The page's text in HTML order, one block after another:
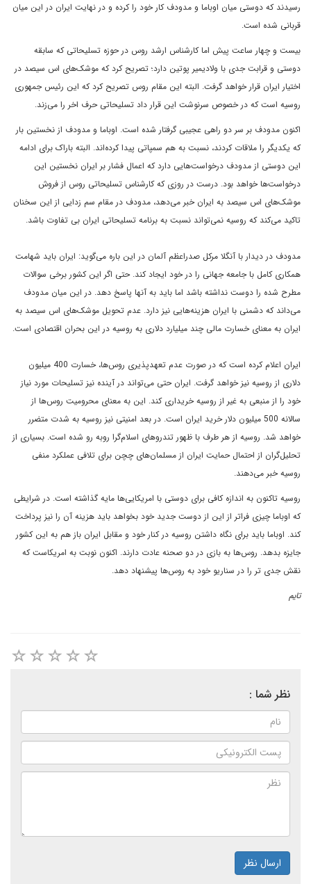
رسیدند که دوستی میان اوباما و مدودف کار خود را کرده و در نهایت ایران در این میان
قربانی شده است.
بیست و چهار ساعت پیش اما کارشناس ارشد روس در حوزه تسلیحاتی که سابقه
دوستی و قرابت جدی با ولادیمیر پوتین دارد؛ تصریح کرد که موشک‌های اس سیصد در
اختیار ایران قرار خواهد گرفت. البته این مقام روس تصریح کرد که این رئیس جمهوری
روسیه است که در خصوص سرنوشت این قرار داد تسلیحاتی حرف اخر را می‌زند.
اکنون مدودف بر سر دو راهی عجیبی گرفتار شده است. اوباما و مدودف از نخستین بار
که یکدیگر را ملاقات کردند، نسبت به هم سمپاتی پیدا کرده‌اند. البته باراک برای ادامه
این دوستی از مدودف درخواست‌هایی دارد که اعمال فشار بر ایران نخستین این
درخواست‌ها خواهد بود. درست در روزی که کارشناس تسلیحاتی روس از فروش
موشک‌های اس سیصد به ایران خبر می‌دهد، مدودف در مقام سم زدایی از این سخنان
تاکید می‌کند که روسیه نمی‌تواند نسبت به برنامه تسلیحاتی ایران بی تفاوت باشد.
مدودف در دیدار با آنگلا مرکل صدراعظم آلمان در این باره می‌گوید: ایران باید شهامت
همکاری کامل با جامعه جهانی را در خود ایجاد کند. حتی اگر این کشور برخی سوالات
مطرح شده را دوست نداشته باشد اما باید به آنها پاسخ دهد. در این میان مدودف
می‌داند که دشمنی با ایران هزینه‌هایی نیز دارد. عدم تحویل موشک‌های اس سیصد به
ایران به معنای خسارت مالی چند میلیارد دلاری به روسیه در این بحران اقتصادی است.
ایران اعلام کرده است که در صورت عدم تعهدپذیری روس‌ها، خسارت 400 میلیون
دلاری از روسیه نیز خواهد گرفت. ایران حتی می‌تواند در آینده نیز تسلیحات مورد نیاز
خود را از منبعی به غیر از روسیه خریداری کند. این به معنای محرومیت روس‌ها از
سالانه 500 میلیون دلار خرید ایران است. در بعد امنیتی نیز روسیه به شدت متضرر
خواهد شد. روسیه از هر طرف با ظهور تندروهای اسلام‌گرا روبه رو شده است. بسیاری از
تحلیل‌گران از احتمال حمایت ایران از مسلمان‌های چچن برای تلافی عملکرد منفی
روسیه خبر می‌دهند.
روسیه تاکنون به اندازه کافی برای دوستی با امریکایی‌ها مایه گذاشته است. در شرایطی
که اوباما چیزی فراتر از این از دوست جدید خود بخواهد باید هزینه آن را نیز پرداخت
کند. اوباما باید برای نگاه داشتن روسیه در کنار خود و مقابل ایران باز هم به این کشور
جایزه بدهد. روس‌ها به بازی در دو صحنه عادت دارند. اکنون نوبت به امریکاست که
نقش جدی تر را در سناریو خود به روس‌ها پیشنهاد دهد.
تایم
نظر شما :
ارسال نظر